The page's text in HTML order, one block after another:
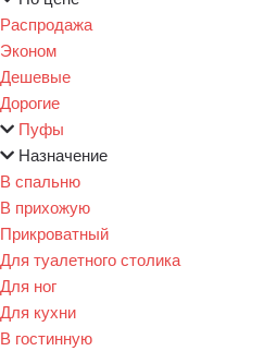
Распродажа
Эконом
Дешевые
Дорогие
Пуфы
Назначение
В спальню
В прихожую
Прикроватный
Для туалетного столика
Для ног
Для кухни
В гостинную